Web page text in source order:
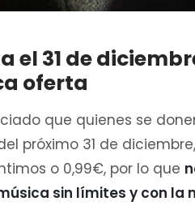
el 31 de
oferta
que quienes se
próximo 31 de
o 0,99€, por lo que
sin límites y con la